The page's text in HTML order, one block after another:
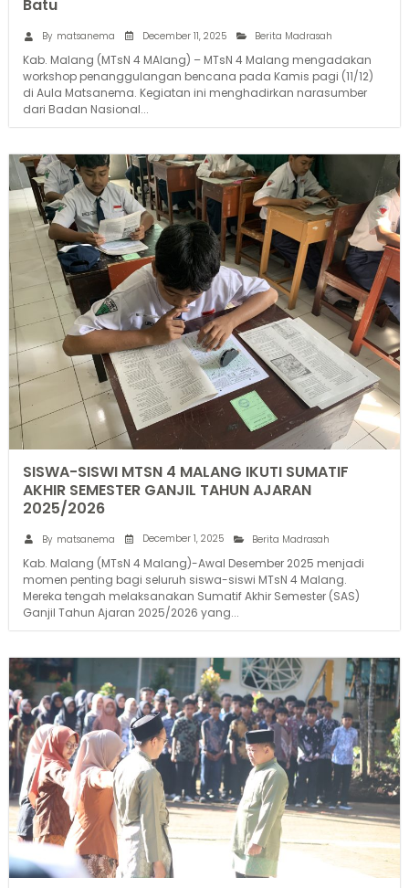
Batu
By matsanema December 11, 2025 Berita Madrasah
Kab. Malang (MTsN 4 MAlang) – MTsN 4 Malang mengadakan
workshop penanggulangan bencana pada Kamis pagi (11/12)
di Aula Matsanema. Kegiatan ini menghadirkan narasumber
dari Badan Nasional...
SISWA-SISWI MTSN 4 MALANG IKUTI SUMATIF
AKHIR SEMESTER GANJIL TAHUN AJARAN
2025/2026
By matsanema December 1, 2025 Berita Madrasah
Kab. Malang (MTsN 4 Malang)-Awal Desember 2025 menjadi
momen penting bagi seluruh siswa-siswi MTsN 4 Malang.
Mereka tengah melaksanakan Sumatif Akhir Semester (SAS)
Ganjil Tahun Ajaran 2025/2026 yang...